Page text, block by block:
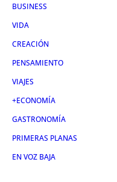
BUSINESS
VIDA
CREACIÓN
PENSAMIENTO
VIAJES
+ECONOMÍA
GASTRONOMÍA
PRIMERAS PLANAS
EN VOZ BAJA